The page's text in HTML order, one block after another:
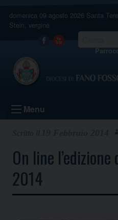
content
domenica 09 agosto 2026 Santa
Stein, vergine
Facebook
Youtube
Menu
On line
2014